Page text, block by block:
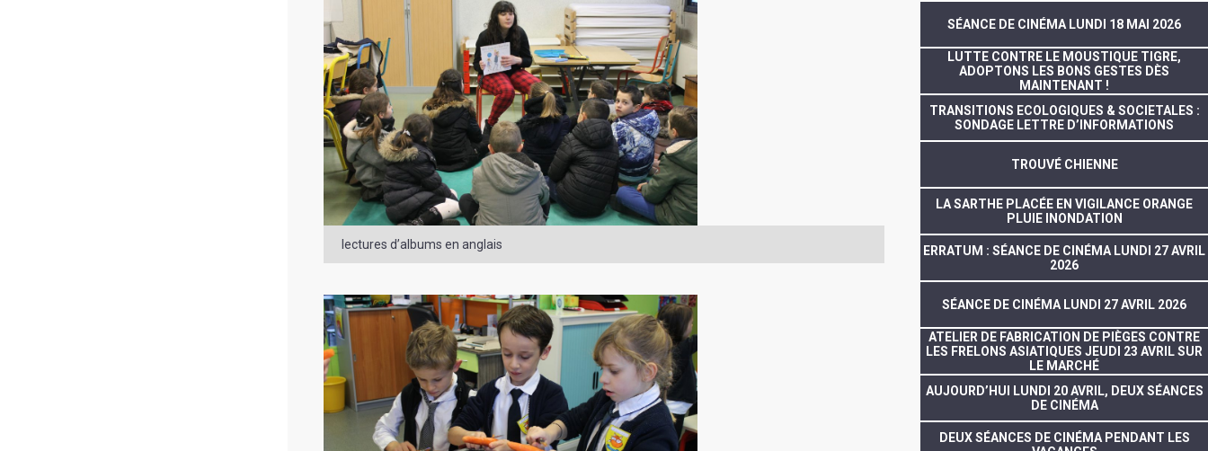
lectures d’albums en anglais
SÉANCE DE CINÉMA LUNDI 18 MAI 2026
LUTTE CONTRE LE MOUSTIQUE TIGRE,
ADOPTONS LES BONS GESTES DÈS
MAINTENANT !
TRANSITIONS ECOLOGIQUES & SOCIETALES :
SONDAGE LETTRE D’INFORMATIONS
TROUVÉ CHIENNE
LA SARTHE PLACÉE EN VIGILANCE ORANGE
PLUIE INONDATION
ERRATUM : SÉANCE DE CINÉMA LUNDI 27 AVRIL
2026
SÉANCE DE CINÉMA LUNDI 27 AVRIL 2026
ATELIER DE FABRICATION DE PIÈGES CONTRE
LES FRELONS ASIATIQUES JEUDI 23 AVRIL SUR
LE MARCHÉ
AUJOURD’HUI LUNDI 20 AVRIL, DEUX SÉANCES
DE CINÉMA
DEUX SÉANCES DE CINÉMA PENDANT LES